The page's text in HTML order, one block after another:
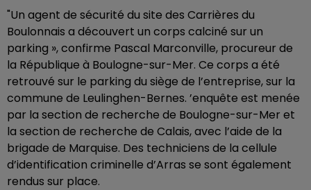
"Un agent de sécurité du site des Carrières du
Boulonnais a découvert un corps calciné sur un
parking », confirme Pascal Marconville, procureur de
la République à Boulogne-sur-Mer. Ce corps a été
retrouvé sur le parking du siège de l’entreprise, sur la
commune de Leulinghen-Bernes. ’enquête est menée
par la section de recherche de Boulogne-sur-Mer et
la section de recherche de Calais, avec l’aide de la
brigade de Marquise. Des techniciens de la cellule
d’identification criminelle d’Arras se sont également
rendus sur place.